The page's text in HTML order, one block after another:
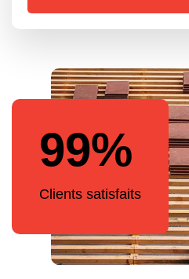
99%
Clients satisfaits